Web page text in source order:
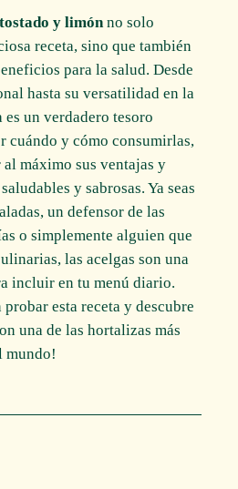
y limónno solo
receta, sino que también
para la salud. Desde
hasta su versatilidad en la
un verdadero tesoro
cuándo y cómo consumirlas,
máximo sus ventajas y
y sabrosas. Ya seas
un defensor de las
o simplemente alguien que
las acelgas son una
incluir en tu menú diario.
probar esta receta y descubre
una de las hortalizas más
mundo!